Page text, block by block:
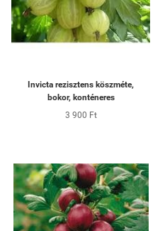
Invicta rezisztens köszméte,
bokor, konténeres
3 900 Ft